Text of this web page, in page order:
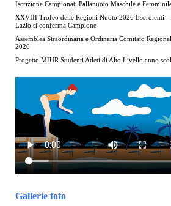
Iscrizione Campionati Pallanuoto Maschile e
XXVIII Trofeo delle Regioni Nuoto 2026 Esordienti –
Lazio si conferma Campione
Assemblea Straordinaria e Ordinaria Comitato
2026
Progetto MIUR Studenti Atleti di Alto Livello anno
Gallerie foto